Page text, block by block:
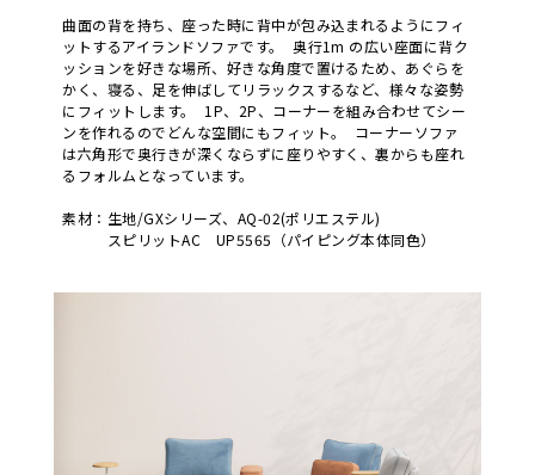
曲面の背を持ち、座った時に背中が包み込まれるようにフィ
ットするアイランドソファです。 奥行1m の広い座面に背ク
ッションを好きな場所、好きな角度で置けるため、あぐらを
かく、寝る、足を伸ばしてリラックスするなど、様々な姿勢
にフィットします。 1P、2P、コーナーを組み合わせてシー
ンを作れるのでどんな空間にもフィット。 コーナーソファ
は六角形で奥行きが深くならずに座りやすく、裏からも座れ
るフォルムとなっています。
素材：生地/GXシリーズ、AQ-02(ポリエステル)
スピリットAC UP5565（パイピング本体同色）